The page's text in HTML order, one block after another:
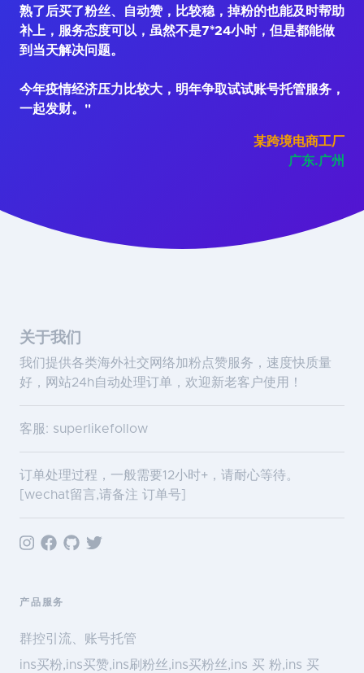
熟了后买了粉丝、自动赞，比较稳，掉粉的也能及时帮助
补上，服务态度可以，虽然不是7*24小时，但是都能做
到当天解决问题。
今年疫情经济压力比较大，明年争取试试账号托管服务，
一起发财。"
某跨境电商工厂
广东.广州
关于我们
我们提供各类海外社交网络加粉点赞服务，速度快质量
好，网站24h自动处理订单，欢迎新老客户使用！
客服: superlikefollow
订单处理过程，一般需要12小时+，请耐心等待。
[wechat留言,请备注 订单号]
产品服务
群控引流、账号托管
ins买粉,ins买赞,ins刷粉丝,ins买粉丝,ins 买 粉,ins 买